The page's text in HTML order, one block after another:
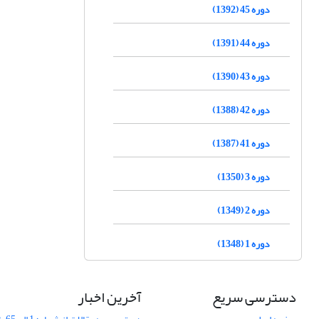
دوره 45 (1392)
دوره 44 (1391)
دوره 43 (1390)
دوره 42 (1388)
دوره 41 (1387)
دوره 3 (1350)
دوره 2 (1349)
دوره 1 (1348)
دسترسی سریع آخرین اخبار